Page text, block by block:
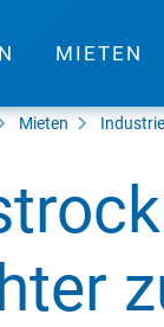
MIETEN
Mieten